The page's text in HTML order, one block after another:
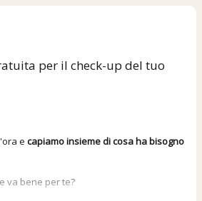
per il check-up del tuo
e capiamo insieme di cosa ha bisogno
va bene per te?